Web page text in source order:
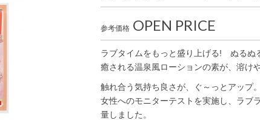
参考価格 OPEN PRICE
ラブタイムをもっと盛り上げる! ぬるぬ
癒される温泉風ローションの素が、溶け
触れ合う気持ち良さが、ぐ～っとアップ
女性へのモニターテストを実施し、ラブ
量しました。